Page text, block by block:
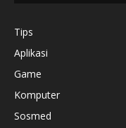
Tips
Aplikasi
Game
Komputer
Sosmed